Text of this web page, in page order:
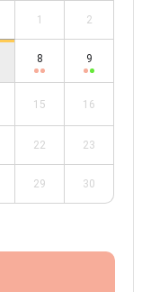
1 2
8 9
15 16
22 23
29 30